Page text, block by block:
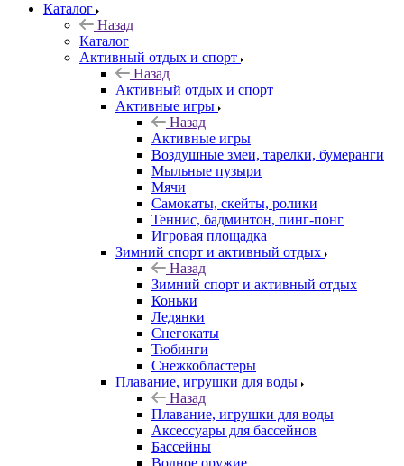
Каталог
Назад
Каталог
Активный отдых и спорт
Назад
Активный отдых и спорт
Активные игры
Назад
Активные игры
Воздушные змеи, тарелки, бумеранги
Мыльные пузыри
Мячи
Самокаты, скейты, ролики
Теннис, бадминтон, пинг-понг
Игровая площадка
Зимний спорт и активный отдых
Назад
Зимний спорт и активный отдых
Коньки
Ледянки
Снегокаты
Тюбинги
Снежкобластеры
Плавание, игрушки для воды
Назад
Плавание, игрушки для воды
Аксессуары для бассейнов
Бассейны
Водное оружие